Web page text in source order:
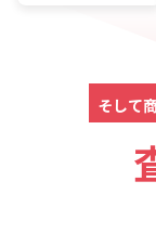
そして